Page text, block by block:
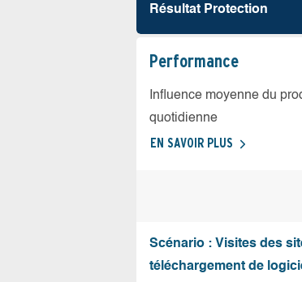
Résultat Protection
Performance
Influence moyenne du
quotidienne
EN SAVOIR PLUS
Scénario : Visites des
téléchargement de